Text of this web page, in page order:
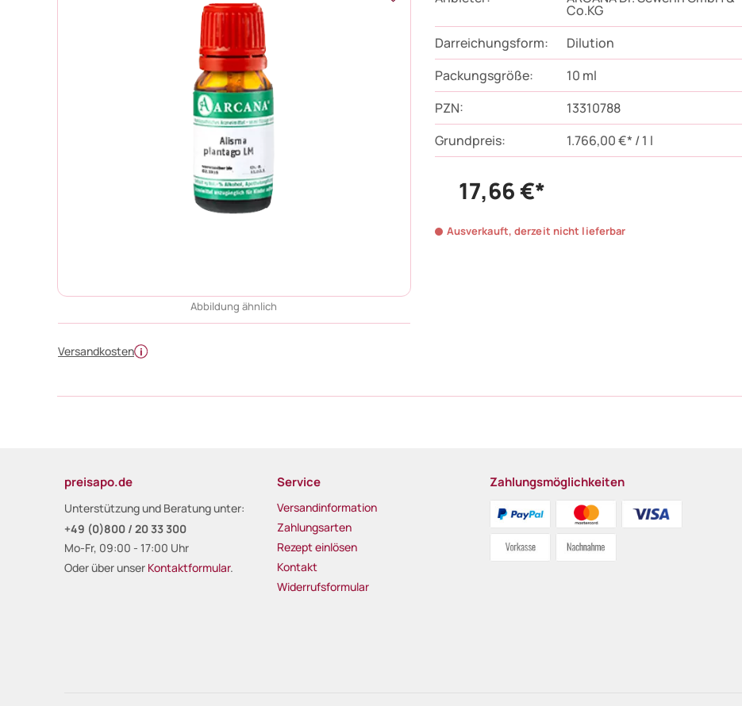
Abbildung ähnlich
Versandkosten
Co.KG
Darreichungsform:
Dilution
Packungsgröße:
10 ml
PZN:
13310788
Grundpreis:
1.766,00 €* / 1 l
17,66 €*
Ausverkauft, derzeit nicht lieferbar
preisapo.de
Unterstützung und Beratung unter:
+49 (0)800 / 20 33 300
Mo-Fr, 09:00 - 17:00 Uhr
Oder über unser Kontaktformular.
Service
Versandinformation
Zahlungsarten
Rezept einlösen
Kontakt
Widerrufsformular
Zahlungsmöglichkeiten